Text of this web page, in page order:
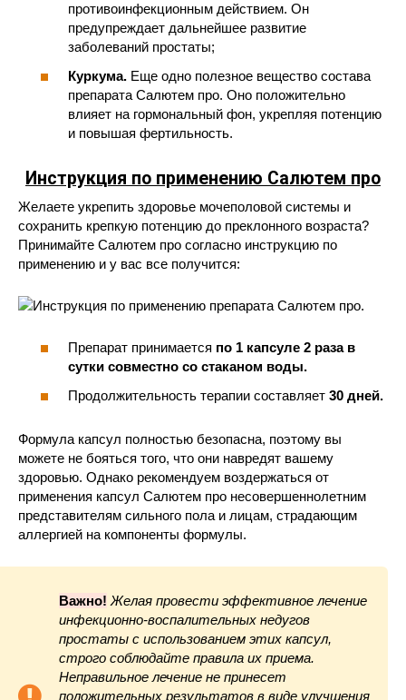
противоинфекционным действием. Он
предупреждает дальнейшее развитие
заболеваний простаты;
Куркума. Еще одно полезное вещество состава
препарата Салютем про. Оно положительно
влияет на гормональный фон, укрепляя потенцию
и повышая фертильность.
Инструкция по применению Салютем про
Желаете укрепить здоровье мочеполовой системы и
сохранить крепкую потенцию до преклонного возраста?
Принимайте Салютем про согласно инструкцию по
применению и у вас все получится:
Препарат принимается по 1 капсуле 2 раза в
сутки совместно со стаканом воды.
Продолжительность терапии составляет 30 дней.
Формула капсул полностью безопасна, поэтому вы
можете не бояться того, что они навредят вашему
здоровью. Однако рекомендуем воздержаться от
применения капсул Салютем про несовершеннолетним
представителям сильного пола и лицам, страдающим
аллергией на компоненты формулы.
Важно! Желая провести эффективное лечение
инфекционно-воспалительных недугов
простаты с использованием этих капсул,
строго соблюдайте правила их приема.
Неправильное лечение не принесет
положительных результатов в виде улучшения